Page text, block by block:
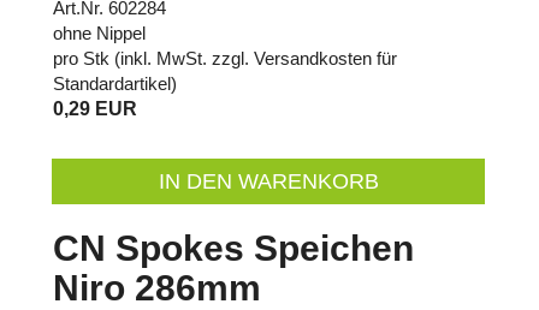
Art.Nr. 602284
ohne Nippel
pro Stk (inkl. MwSt. zzgl. Versandkosten für
Standardartikel)
0,29 EUR
IN DEN WARENKORB
CN Spokes Speichen
Niro 286mm